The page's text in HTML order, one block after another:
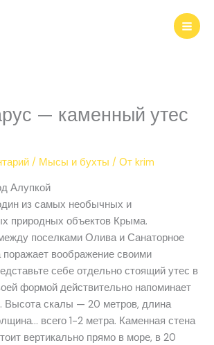
— каменный утес
/ Мысы и бухты / Отkrim
Алупкой
из самых необычных и
природных объектов Крыма.
поселками Олива и Санаторное
поражает воображение своими
себе отдельно стоящий утес в
формой действительно напоминает
Высота скалы — 20 метров, длина
всего 1-2 метра. Каменная стена
вертикально прямо в море, в 20